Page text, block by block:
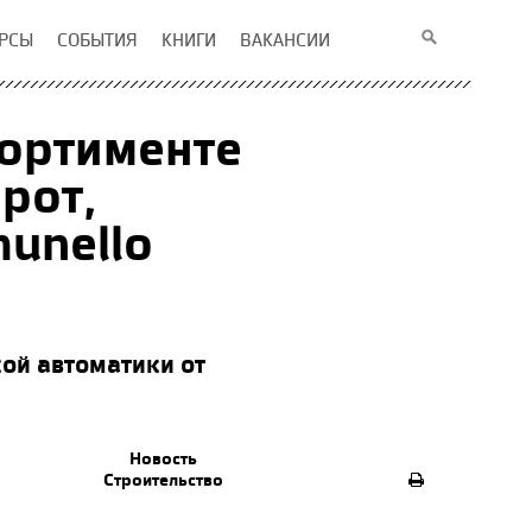
СОБЫТИЯ КНИГИ ВАКАНСИИ
автоматики от
Новость
Строительство